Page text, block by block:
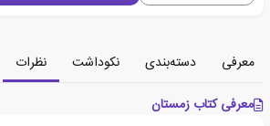
معرفی دسته‌بندی نکوداشت
نظرات
معرفی کتاب زمستان